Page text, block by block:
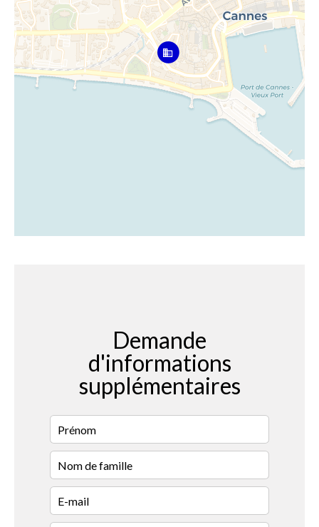
Demande
d'informations
supplémentaires